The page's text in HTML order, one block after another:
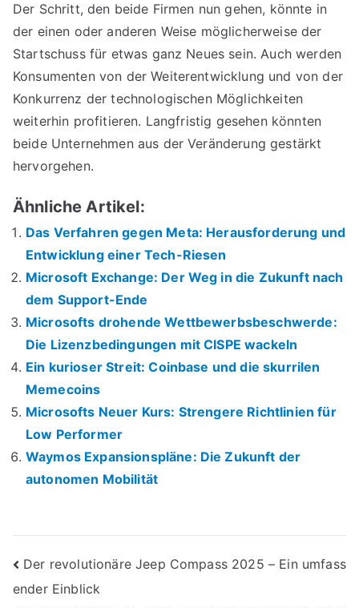
Der Schritt, den beide Firmen nun gehen, könnte in
der einen oder anderen Weise möglicherweise der
Startschuss für etwas ganz Neues sein. Auch werden
Konsumenten von der Weiterentwicklung und von der
Konkurrenz der technologischen Möglichkeiten
weiterhin profitieren. Langfristig gesehen könnten
beide Unternehmen aus der Veränderung gestärkt
hervorgehen.
Ähnliche Artikel:
Das Verfahren gegen Meta: Herausforderung und
Entwicklung einer Tech-Riesen
Microsoft Exchange: Der Weg in die Zukunft nach
dem Support-Ende
Microsofts drohende Wettbewerbsbeschwerde:
Die Lizenzbedingungen mit CISPE wackeln
Ein kurioser Streit: Coinbase und die skurrilen
Memecoins
Microsofts Neuer Kurs: Strengere Richtlinien für
Low Performer
Waymos Expansionspläne: Die Zukunft der
autonomen Mobilität
Beitrags-
Navigation
Der revolutionäre Jeep Compass 2025 – Ein umfass
ender Einblick